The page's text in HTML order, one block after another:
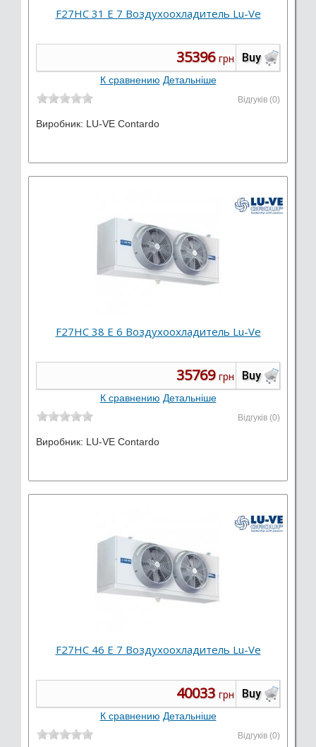
F27HC 31 E 7 Воздухоохладитель Lu-Ve
Buy
35396 грн
К сравнению Детальніше
Відгуків (0)
Виробник: LU-VE Contardo
F27HC 38 E 6 Воздухоохладитель Lu-Ve
Buy
35769 грн
К сравнению Детальніше
Відгуків (0)
Виробник: LU-VE Contardo
F27HC 46 E 7 Воздухоохладитель Lu-Ve
Buy
40033 грн
К сравнению Детальніше
Відгуків (0)